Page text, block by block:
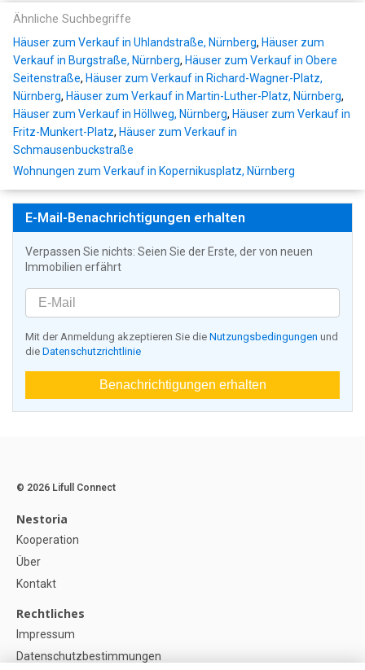
Ähnliche Suchbegriffe
Häuser zum Verkauf in Uhlandstraße, Nürnberg, Häuser zum
Verkauf in Burgstraße, Nürnberg, Häuser zum Verkauf in Obere
Seitenstraße, Häuser zum Verkauf in Richard-Wagner-Platz,
Nürnberg, Häuser zum Verkauf in Martin-Luther-Platz, Nürnberg,
Häuser zum Verkauf in Höllweg, Nürnberg, Häuser zum Verkauf in
Fritz-Munkert-Platz, Häuser zum Verkauf in
Schmausenbuckstraße
Wohnungen zum Verkauf in Kopernikusplatz, Nürnberg
E-Mail-Benachrichtigungen erhalten
Verpassen Sie nichts: Seien Sie der Erste, der von neuen
Immobilien erfährt
Mit der Anmeldung akzeptieren Sie die Nutzungsbedingungen und
die Datenschutzrichtlinie
Benachrichtigungen erhalten
© 2026 Lifull Connect
Nestoria
Kooperation
Über
Kontakt
Rechtliches
Impressum
Datenschutzbestimmungen